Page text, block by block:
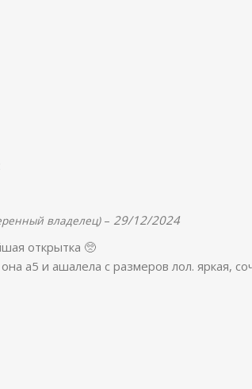
владелец) – 29/12/2024
открытка 🥺
а5 и ашалела с размеров лол. яркая,